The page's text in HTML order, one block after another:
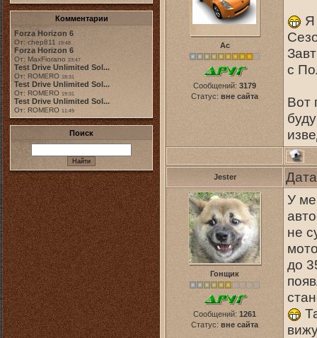
Комментарии
Forza Horizon 6
От: chep811 19:48
Forza Horizon 6
От: MaxFiorano 23:47
Test Drive Unlimited Sol...
От: ROMERO 18:31
Test Drive Unlimited Sol...
От: ROMERO 19:31
Test Drive Unlimited Sol...
От: ROMERO 11:49
Поиск
Ас
Сообщений: 3179
Статус: вне сайта
Я
с
Вот
Jester
Гонщик
Сообщений: 1261
Статус: вне сайта
У
не
до